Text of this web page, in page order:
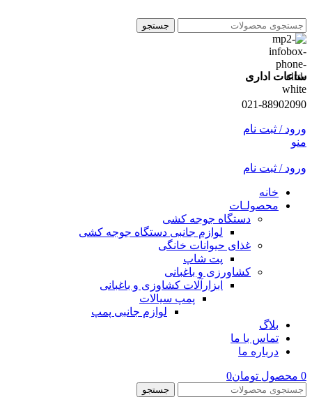
جستجو
ساعات اداری
021-88902090
ورود / ثبت نام
منو
ورود / ثبت نام
خانه
محصولـات
دستگاه جوجه کشی
لوازم جانبی دستگاه جوجه کشی
غذای حیوانات خانگی
پت شاپ
کشاورزی و باغبانی
ابزارآلات کشاوزی و باغبانی
پمپ سیالات
لوازم جانبی پمپ
بلاگ
تماس با ما
درباره ما
0 محصول تومان0
جستجو